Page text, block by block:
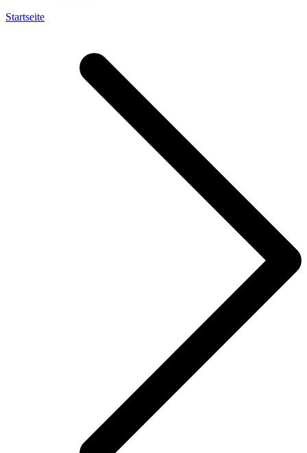
Startseite